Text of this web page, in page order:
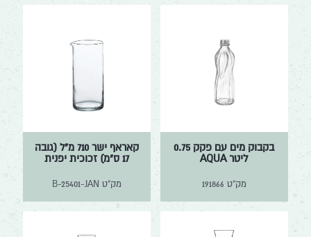
בקבוק מים עם פקק 0.75
ליטר AQUA
מק"ט 191866
קאראף ישר 710 מ"ל (גובה
17 ס"מ) זכוכית יפנית
מק"ט B-25401-JAN